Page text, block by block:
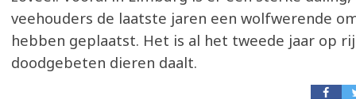
veehouders de laatste jaren een wolfwerende
hebben geplaatst. Het is al het tweede jaar op
doodgebeten dieren daalt.